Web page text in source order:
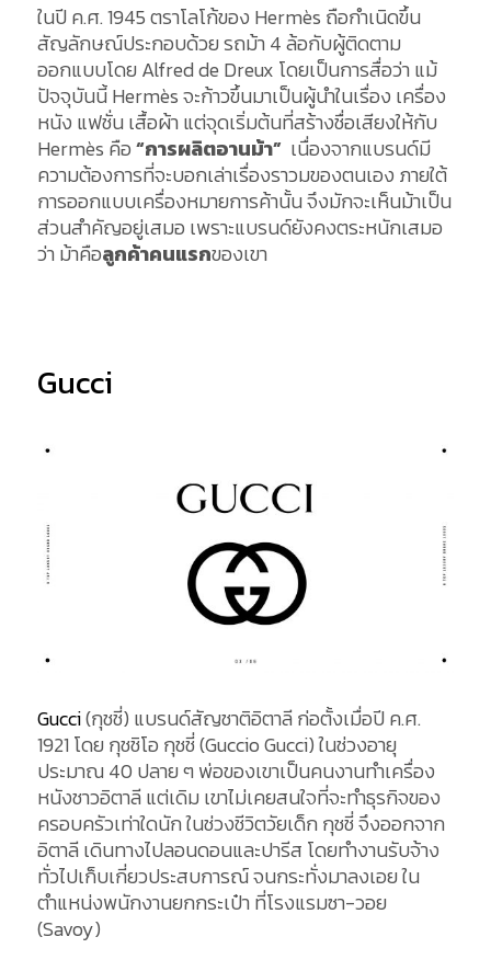
ในปี ค.ศ. 1945 ตราโลโก้ของ Hermès ถือกำเนิดขึ้น
สัญลักษณ์ประกอบด้วย รถม้า 4 ล้อกับผู้ติดตาม
ออกแบบโดย Alfred de Dreux โดยเป็นการสื่อว่า แม้
ปัจจุบันนี้ Hermès จะก้าวขึ้นมาเป็นผู้นำในเรื่อง เครื่อง
หนัง แฟชั่น เสื้อผ้า แต่จุดเริ่มต้นที่สร้างชื่อเสียงให้กับ
Hermès คือ“การผลิตอานม้า” เนื่องจากแบรนด์มี
ความต้องการที่จะบอกเล่าเรื่องราวมของตนเอง ภายใต้
การออกแบบเครื่องหมายการค้านั้น จึงมักจะเห็นม้าเป็น
ส่วนสำคัญอยู่เสมอ เพราะแบรนด์ยังคงตระหนักเสมอ
ว่า ม้าคือลูกค้าคนแรกของเขา
Gucci
Gucci(กุชชี่) แบรนด์สัญชาติอิตาลี ก่อตั้งเมื่อปี ค.ศ.
1921 โดย กุชชิโอ กุชชี่ (Guccio Gucci) ในช่วงอายุ
ประมาณ 40 ปลาย ๆ พ่อของเขาเป็นคนงานทำเครื่อง
หนังชาวอิตาลี แต่เดิม เขาไม่เคยสนใจที่จะทำธุรกิจของ
ครอบครัวเท่าใดนัก ในช่วงชีวิตวัยเด็ก กุชชี่ จึงออกจาก
อิตาลี เดินทางไปลอนดอนและปารีส โดยทำงานรับจ้าง
ทั่วไปเก็บเกี่ยวประสบการณ์ จนกระทั่งมาลงเอย ใน
ตำแหน่งพนักงานยกกระเป๋า ที่โรงแรมซา-วอย
(Savoy)